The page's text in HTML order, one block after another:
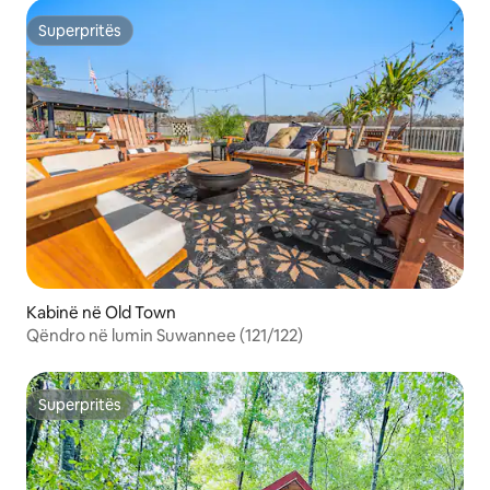
Superpritës
Superpritës
Kabinë në Old Town
Qëndro në lumin Suwannee (121/122)
Superpritës
Superpritës